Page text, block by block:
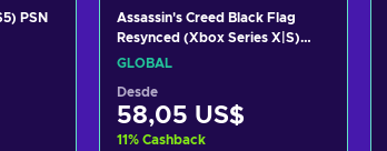
PSN
Assassin's Creed Black Flag
Resynced (Xbox Series X|S)
XBOX LIVE Key GLOBAL
GLOBAL
Desde
58,05 US$
11% Cashback